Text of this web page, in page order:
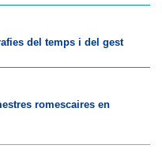
del temps i del gest
romescaires en